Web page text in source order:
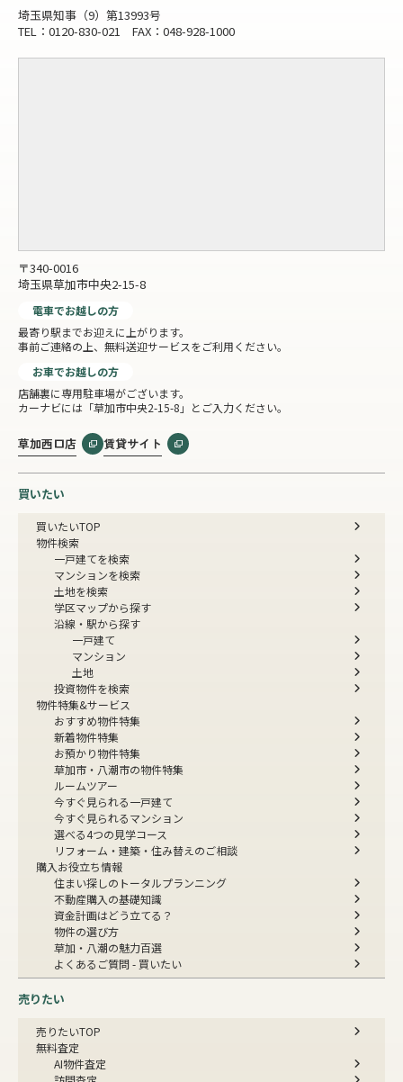
埼玉県知事（9）第13993号
TEL：0120-830-021 FAX：048-928-1000
〒340-0016
埼玉県草加市中央2-15-8
電車でお越しの方
最寄り駅までお迎えに上がります。
事前ご連絡の上、無料送迎サービスをご利用ください。
お車でお越しの方
店舗裏に専用駐車場がございます。
カーナビには「草加市中央2-15-8」とご入力ください。
草加西口店 賃貸サイト
買いたい
買いたいTOP
物件検索
一戸建てを検索
マンションを検索
土地を検索
学区マップから探す
沿線・駅から探す
一戸建て
マンション
土地
投資物件を検索
物件特集&サービス
おすすめ物件特集
新着物件特集
お預かり物件特集
草加市・八潮市の物件特集
ルームツアー
今すぐ見られる一戸建て
今すぐ見られるマンション
選べる4つの見学コース
リフォーム・建築・住み替えのご相談
購入お役立ち情報
住まい探しのトータルプランニング
不動産購入の基礎知識
資金計画はどう立てる？
物件の選び方
草加・八潮の魅力百選
よくあるご質問 - 買いたい
売りたい
売りたいTOP
無料査定
AI物件査定